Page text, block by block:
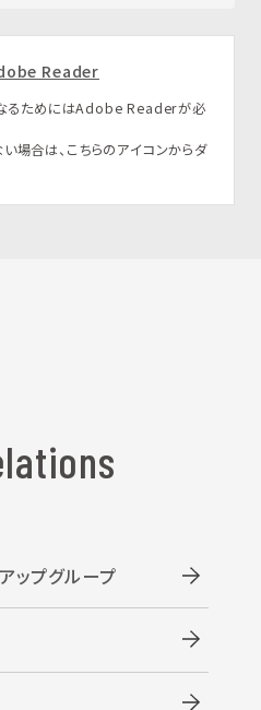
るためにはAdobe Readerが必
合は、こちらのアイコンからダ
ップグループ